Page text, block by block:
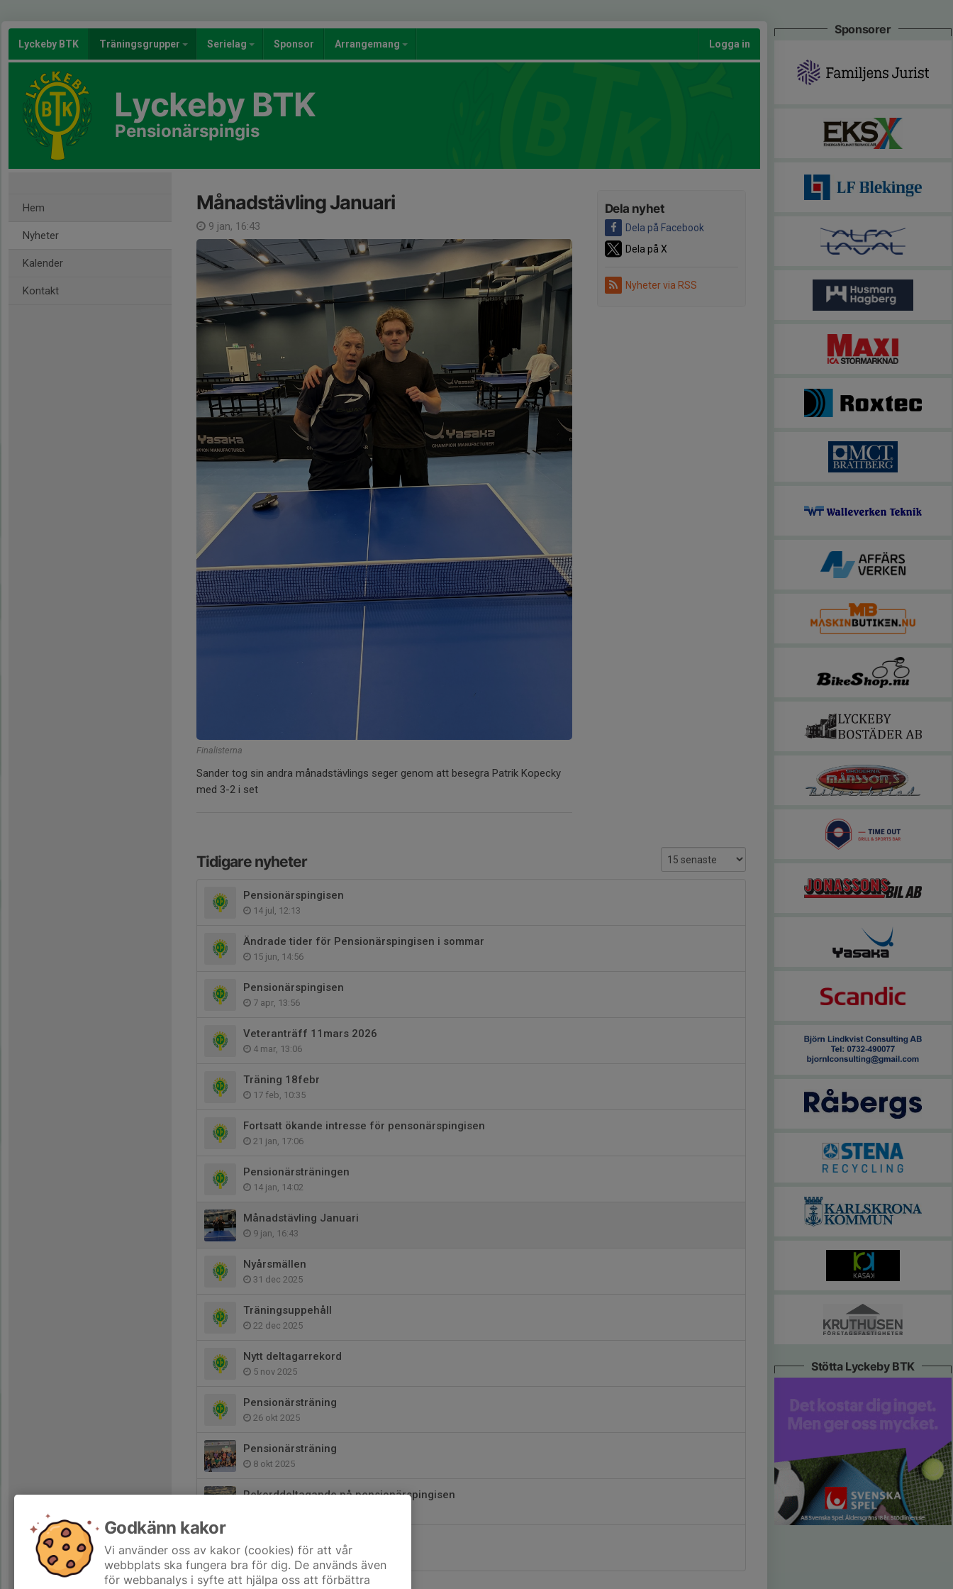
Lyckeby BTK Träningsgrupper Serielag Sponsor Arrangemang Logga in
Lyckeby BTK
Pensionärspingis
Hem
Nyheter
Kalender
Kontakt
Dela nyhet
Dela på Facebook
Dela på X
Nyheter via RSS
Månadstävling Januari
9 jan, 16:43
Finalisterna
Sander tog sin andra månadstävlings seger genom att besegra Patrik Kopecky
med 3-2 i set
Tidigare nyheter
Pensionärspingisen
14 jul, 12:13
Ändrade tider för Pensionärspingisen i sommar
15 jun, 14:56
Pensionärspingisen
7 apr, 13:56
Veteranträff 11mars 2026
4 mar, 13:06
Träning 18febr
17 feb, 10:35
Fortsatt ökande intresse för pensonärspingisen
21 jan, 17:06
Pensionärsträningen
14 jan, 14:02
Månadstävling Januari
9 jan, 16:43
Nyårsmällen
31 dec 2025
Träningsuppehåll
22 dec 2025
Nytt deltagarrekord
5 nov 2025
Pensionärsträning
26 okt 2025
Pensionärsträning
8 okt 2025
Rekorddeltagande på pensionärspingisen
5 aug 2025
Sponsorer
Stötta Lyckeby BTK
Godkänn kakor
Vi använder oss av kakor (cookies) för att vår
webbplats ska fungera bra för dig. De används även
för webbanalys i syfte att hjälpa oss att förbättra